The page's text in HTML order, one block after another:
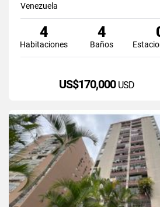
Venezuela
4
Habitaciones
4
Baños
US$170,000 USD